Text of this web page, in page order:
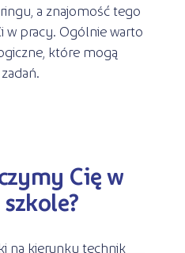
a znajomość tego
pracy. Ogólnie warto
które mogą
Cię w
na kierunku technik